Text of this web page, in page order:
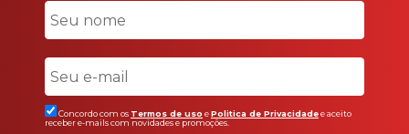
Concordo com os Termos de uso ePolitica de Privacidadee aceito
receber e-mails com novidades e promoções.